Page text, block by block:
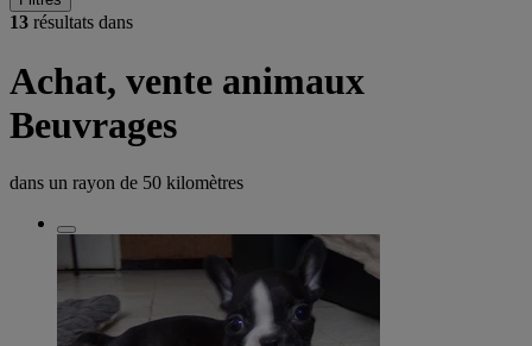
13 résultats dans
Achat, vente animaux
Beuvrages
dans un rayon de 50 kilomètres